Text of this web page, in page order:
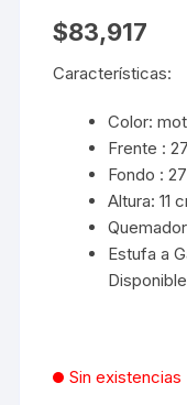
$83,917
Características:
Color:
Frente :
Fondo :
Altura: 11
Estufa a
Sin existencias